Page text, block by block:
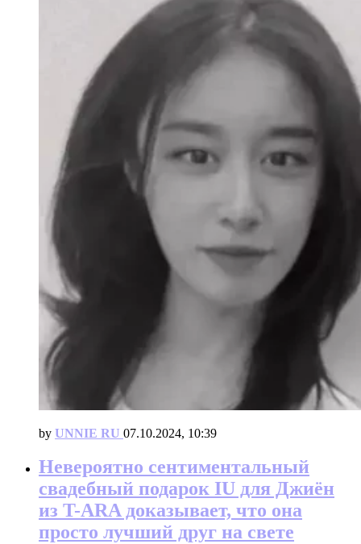
by UNNIE RU 07.10.2024, 10:39
Невероятно сентиментальный
свадебный подарок IU для Джиён
из T-ARA доказывает, что она
просто лучший друг на свете